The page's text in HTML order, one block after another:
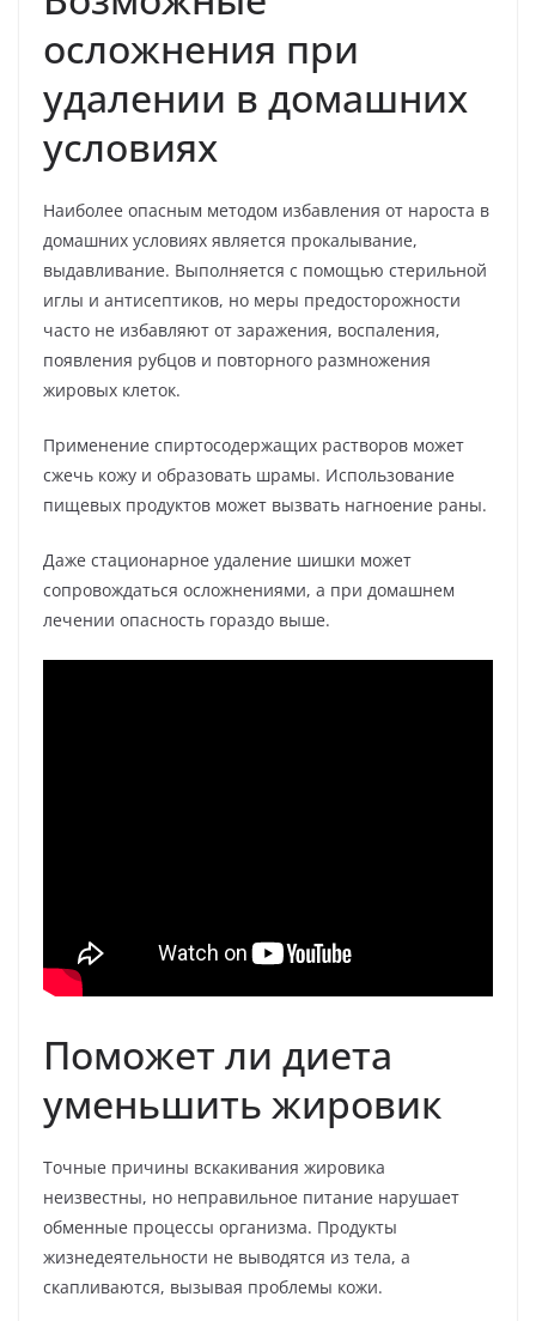
осложнения при
удалении в домашних
условиях
Наиболее опасным методом избавления от нароста в
домашних условиях является прокалывание,
выдавливание. Выполняется с помощью стерильной
иглы и антисептиков, но меры предосторожности
часто не избавляют от заражения, воспаления,
появления рубцов и повторного размножения
жировых клеток.
Применение спиртосодержащих растворов может
сжечь кожу и образовать шрамы. Использование
пищевых продуктов может вызвать нагноение раны.
Даже стационарное удаление шишки может
сопровождаться осложнениями, а при домашнем
лечении опасность гораздо выше.
Поможет ли диета
уменьшить жировик
Точные причины вскакивания жировика
неизвестны, но неправильное питание нарушает
обменные процессы организма. Продукты
жизнедеятельности не выводятся из тела, а
скапливаются, вызывая проблемы кожи.